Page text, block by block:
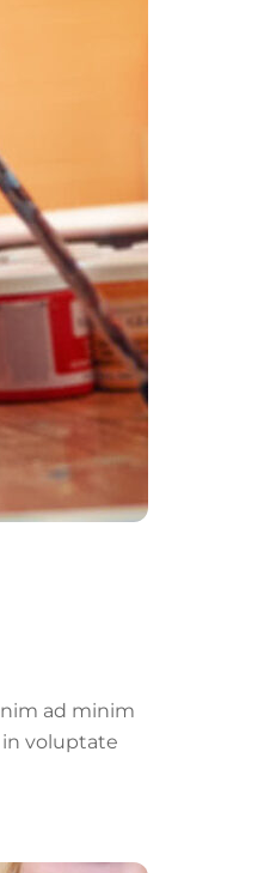
ad minim
voluptate